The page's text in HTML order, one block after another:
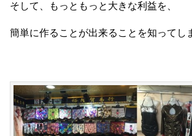
そして、もっともっと大きな利益を、
簡単に作ることが出来ることを知ってし